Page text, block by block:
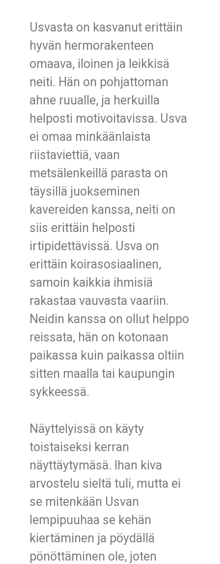
Usvasta on kasvanut erittäin
hyvän hermorakenteen
omaava, iloinen ja leikkisä
neiti. Hän on pohjattoman
ahne ruualle, ja herkuilla
helposti motivoitavissa. Usva
ei omaa minkäänlaista
riistaviettiä, vaan
metsälenkeillä parasta on
täysillä juokseminen
kavereiden kanssa, neiti on
siis erittäin helposti
irtipidettävissä. Usva on
erittäin koirasosiaalinen,
samoin kaikkia ihmisiä
rakastaa vauvasta vaariin.
Neidin kanssa on ollut helppo
reissata, hän on kotonaan
paikassa kuin paikassa oltiin
sitten maalla tai kaupungin
sykkeessä.
Näyttelyissä on käyty
toistaiseksi kerran
näyttäytymäsä. Ihan kiva
arvostelu sieltä tuli, mutta ei
se mitenkään Usvan
lempipuuhaa se kehän
kiertäminen ja pöydällä
pönöttäminen ole, joten